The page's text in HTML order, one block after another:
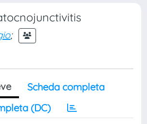
;
Scheda completa
(DC)